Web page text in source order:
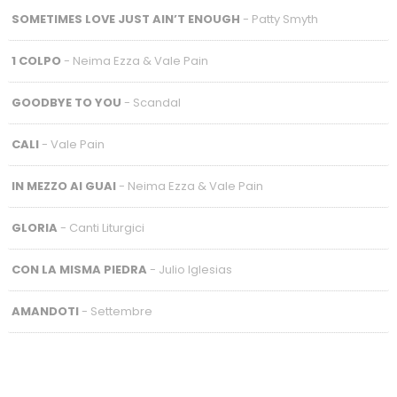
SOMETIMES LOVE JUST AIN’T ENOUGH - Patty Smyth
1 COLPO- Neima Ezza & Vale Pain
GOODBYE TO YOU - Scandal
CALI- Vale Pain
IN MEZZO AI GUAI- Neima Ezza & Vale Pain
GLORIA - Canti Liturgici
CON LA MISMA PIEDRA - Julio Iglesias
AMANDOTI- Settembre